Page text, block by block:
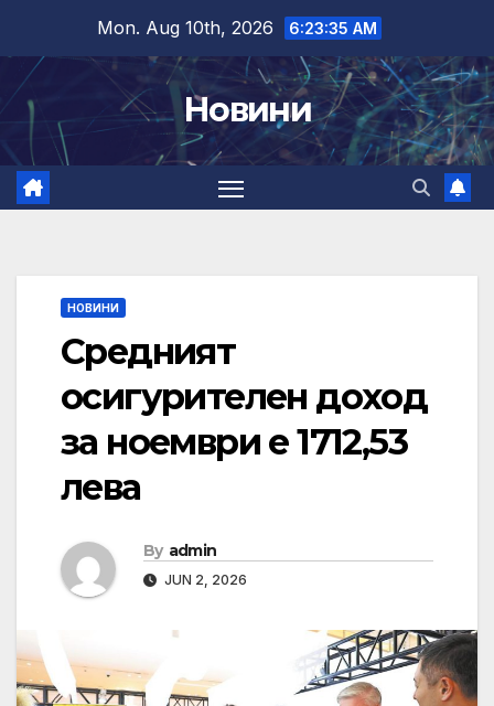
content
Mon. Aug 10th, 2026 6:23:35 AM
Новини
НОВИНИ
Средният
осигурителен доход
за ноември е 1712,53
лева
By admin
JUN 2, 2026